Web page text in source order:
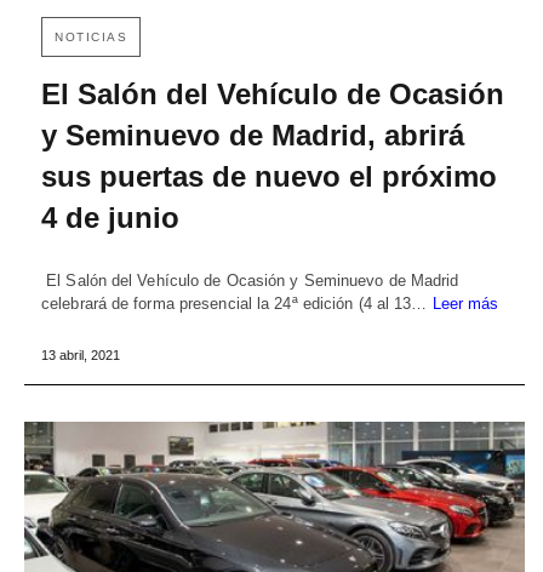
NOTICIAS
El Salón del Vehículo de Ocasión
y Seminuevo de Madrid, abrirá
sus puertas de nuevo el próximo
4 de junio
El Salón del Vehículo de Ocasión y Seminuevo de Madrid
celebrará de forma presencial la 24ª edición (4 al 13… Leer más
13 abril, 2021